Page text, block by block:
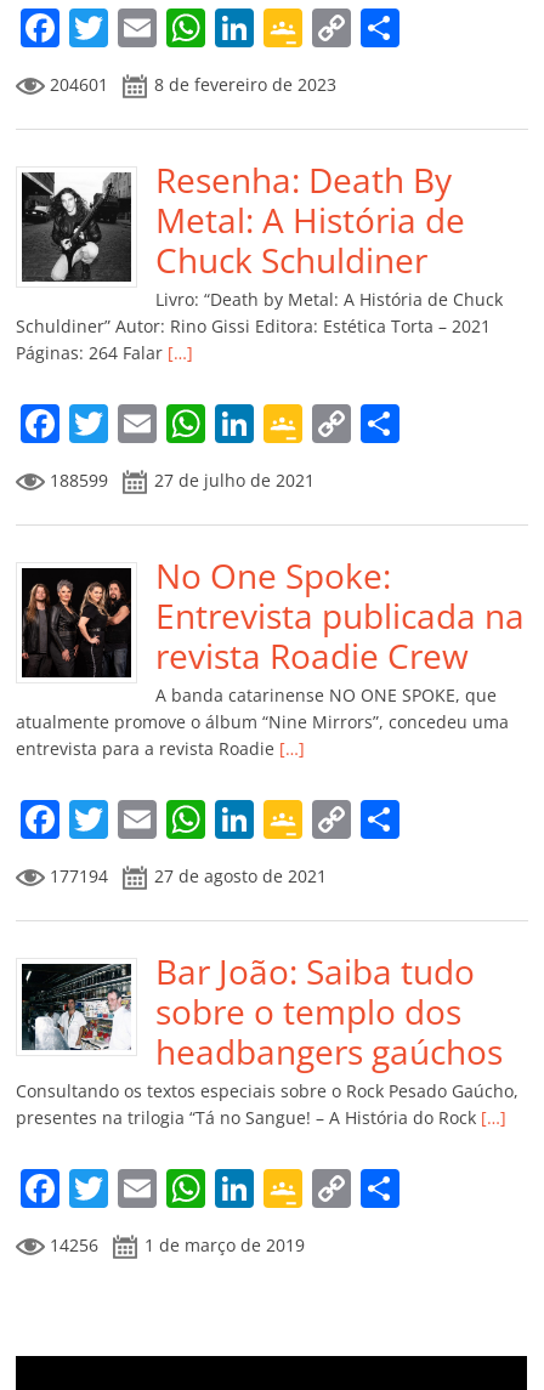
F
a
c
e
b
o
o
k
T
w
itt
er
E
m
ai
l
W
at
s
A
p
p
Li
k
e
dI
n
G
o
o
gl
e
Cl
a
ss
ro
m
C
y
Li
n
k
p
ar
til
h
ar
204601 8 de fevereiro de 2023
Resenha: Death By
Metal: A História de
Chuck Schuldiner
Livro: “Death by Metal: A História de Chuck
Schuldiner” Autor: Rino Gissi Editora: Estética Torta – 2021
Páginas: 264 Falar […]
F
a
c
e
b
o
o
k
T
w
itt
er
E
m
ai
l
W
h
at
s
A
p
p
Li
n
k
e
dI
n
G
o
o
gl
e
Cl
a
ss
ro
o
m
C
y
Li
n
k
p
til
h
ar
188599 27 de julho de 2021
No One Spoke:
Entrevista publicada na
revista Roadie Crew
A banda catarinense NO ONE SPOKE, que
atualmente promove o álbum “Nine Mirrors”, concedeu uma
entrevista para a revista Roadie […]
F
a
c
e
b
o
o
k
T
w
itt
er
E
m
ai
l
W
at
s
A
p
p
Li
n
k
e
dI
n
G
o
o
gl
e
Cl
a
ss
ro
o
m
C
y
Li
n
k
p
ar
til
h
ar
177194 27 de agosto de 2021
Bar João: Saiba tudo
sobre o templo dos
headbangers gaúchos
Consultando os textos especiais sobre o Rock Pesado Gaúcho,
presentes na trilogia “Tá no Sangue! – A História do Rock […]
F
a
c
b
T
w
itt
E
m
ai
W
at
A
Li
n
k
dI
G
o
o
e
C
Li ar
14256 1 de março de 2019